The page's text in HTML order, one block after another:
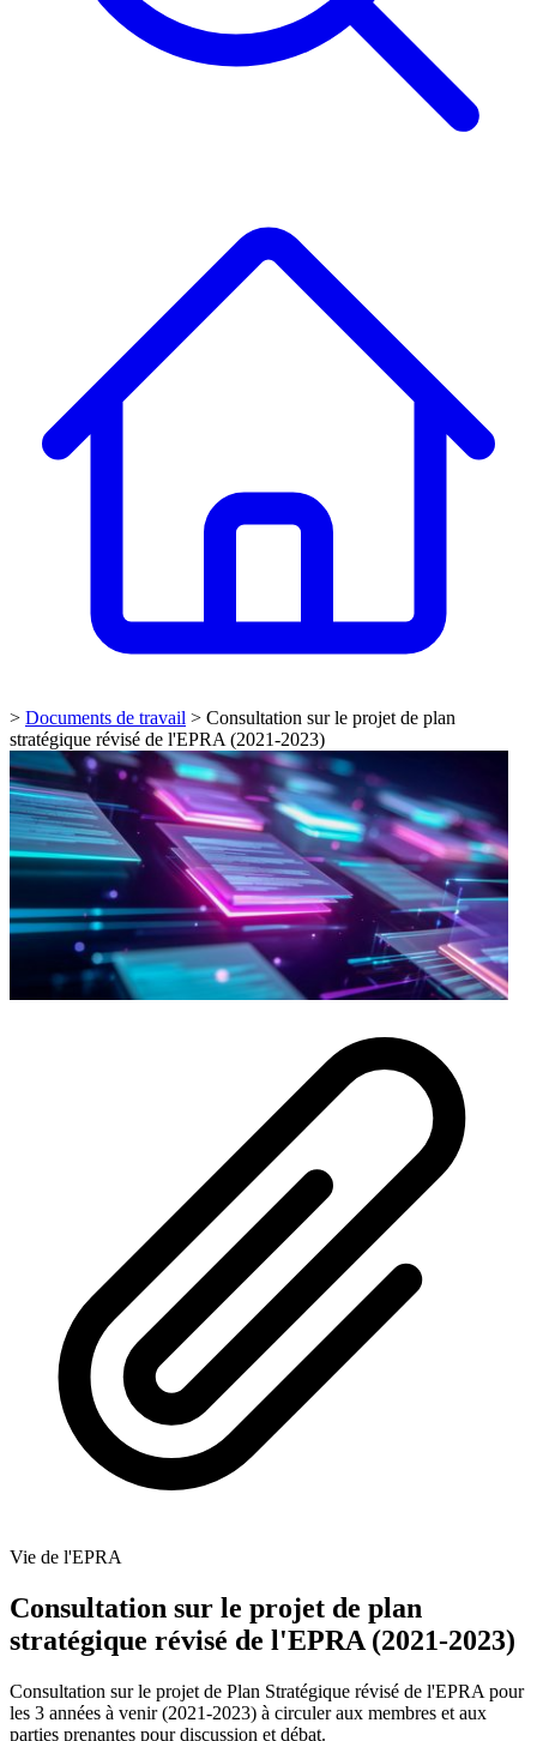
> Documents de travail > Consultation sur le projet de plan
stratégique révisé de l'EPRA (2021-2023)
Vie de l'EPRA
Consultation sur le projet de plan
stratégique révisé de l'EPRA (2021-2023)
Consultation sur le projet de Plan Stratégique révisé de l'EPRA pour
les 3 années à venir (2021-2023) à circuler aux membres et aux
parties prenantes pour discussion et débat.